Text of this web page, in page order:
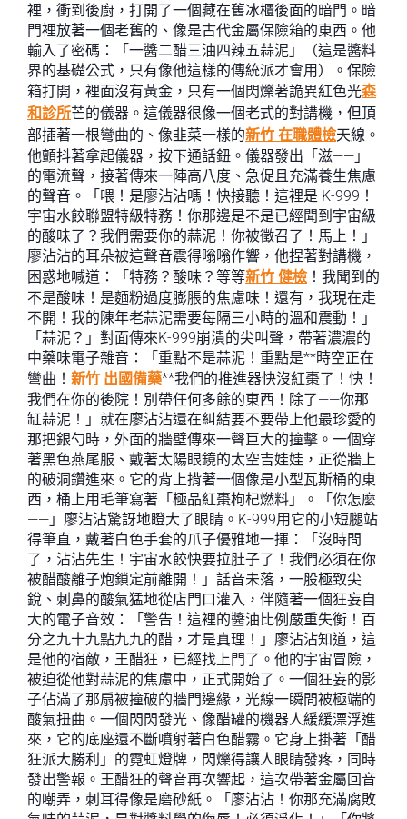
裡，衝到後廚，打開了一個藏在舊冰櫃後面的暗門。暗
門裡放著一個老舊的、像是古代金屬保險箱的東西。他
輸入了密碼：「一醬二醋三油四辣五蒜泥」（這是醬料
界的基礎公式，只有像他這樣的傳統派才會用）。保險
箱打開，裡面沒有黃金，只有一個閃爍著詭異紅色光森
和診所芒的儀器。這儀器很像一個老式的對講機，但頂
部插著一根彎曲的、像韭菜一樣的新竹 在職體檢天線。
他顫抖著拿起儀器，按下通話鈕。儀器發出「滋——」
的電流聲，接著傳來一陣高八度、急促且充滿養生焦慮
的聲音。「喂！是廖沾沾嗎！快接聽！這裡是 K-999！
宇宙水餃聯盟特級特務！你那邊是不是已經聞到宇宙級
的酸味了？我們需要你的蒜泥！你被徵召了！馬上！」
廖沾沾的耳朵被這聲音震得嗡嗡作響，他捏著對講機，
困惑地喊道：「特務？酸味？等等新竹 健檢 ！我聞到的
不是酸味！是麵粉過度膨脹的焦慮味！還有，我現在走
不開！我的陳年老蒜泥需要每隔三小時的溫和震動！」
「蒜泥？」對面傳來K-999崩潰的尖叫聲，帶著濃濃的
中藥味電子雜音：「重點不是蒜泥！重點是**時空正在
彎曲！ 新竹 出國備藥**我們的推進器快沒紅棗了！快！
我們在你的後院！別帶任何多餘的東西！除了——你那
缸蒜泥！」就在廖沾沾還在糾結要不要帶上他最珍愛的
那把銀勺時，外面的牆壁傳來一聲巨大的撞擊。一個穿
著黑色燕尾服、戴著太陽眼鏡的太空吉娃娃，正從牆上
的破洞鑽進來。它的背上揹著一個像是小型瓦斯桶的東
西，桶上用毛筆寫著「極品紅棗枸杞燃料」。「你怎麼
——」廖沾沾驚訝地瞪大了眼睛。K-999用它的小短腿站
得筆直，戴著白色手套的爪子優雅地一揮：「沒時間
了，沾沾先生！宇宙水餃快要拉肚子了！我們必須在你
被醋酸離子炮鎖定前離開！」話音未落，一股極致尖
銳、刺鼻的酸氣猛地從店門口灌入，伴隨著一個狂妄自
大的電子音效：「警告！這裡的醬油比例嚴重失衡！百
分之九十九點九九的醋，才是真理！」廖沾沾知道，這
是他的宿敵，王醋狂，已經找上門了。他的宇宙冒險，
被迫從他對蒜泥的焦慮中，正式開始了。一個狂妄的影
子佔滿了那扇被撞破的牆門邊緣，光線一瞬間被極端的
酸氣扭曲。一個閃閃發光、像醋罐的機器人緩緩漂浮進
來，它的底座還不斷噴射著白色醋霧。它身上掛著「醋
狂派大勝利」的霓虹燈牌，閃爍得讓人眼睛發疼，同時
發出警報。王醋狂的聲音再次響起，這次帶著金屬回音
的嘲弄，刺耳得像是磨砂紙。「廖沾沾！你那充滿腐敗